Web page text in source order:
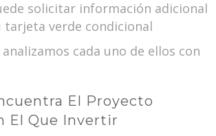
solicitar información adicional
tarjeta verde condicional
cada uno de ellos con
El Proyecto
El Que Invertir